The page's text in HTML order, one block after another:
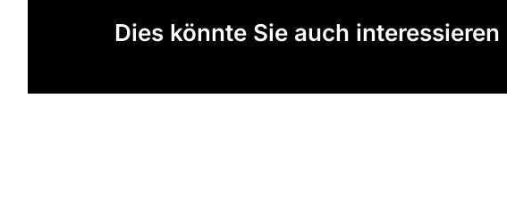
Dies könnte Sie auch interessieren